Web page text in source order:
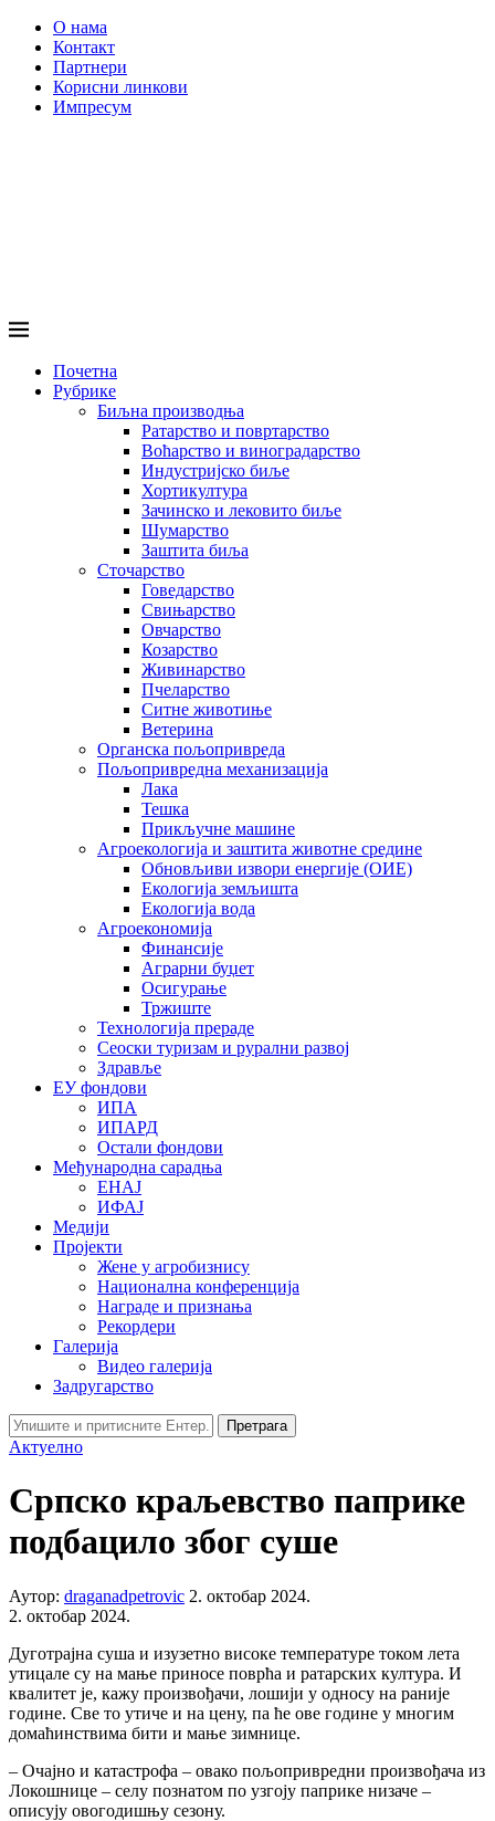
О нама
Контакт
Партнери
Корисни линкови
Импресум
Почетна
Рубрике
Биљна производња
Ратарство и повртарство
Воћарство и виноградарство
Индустријско биље
Хортикултура
Зачинско и лековито биље
Шумарство
Заштита биља
Сточарство
Говедарство
Свињарство
Овчарство
Козарство
Живинарство
Пчеларство
Ситне животиње
Ветерина
Органска пољопривреда
Пољопривредна механизација
Лака
Тешка
Прикључне машине
Агроекологија и заштита животне средине
Обновљиви извори енергије (ОИЕ)
Екологија земљишта
Екологија вода
Агроекономија
Финансије
Аграрни буџет
Осигурање
Тржиште
Технологија прераде
Сеоски туризам и рурални развој
Здравље
ЕУ фондови
ИПА
ИПАРД
Остали фондови
Међународна сарадња
ЕНАЈ
ИФАЈ
Медији
Пројекти
Жене у агробизнису
Национална конференција
Награде и признања
Рекордери
Галерија
Видео галерија
Задругарство
Претрага
Актуелно
Српско краљевство паприке
подбацило због суше
Аутор: draganadpetrovic 2. октобар 2024.
2. октобар 2024.
Дуготрајна суша и изузетно високе температуре током лета
утицале су на мање приносе поврћа и ратарских култура. И
квалитет је, кажу произвођачи, лошији у односу на раније
године. Све то утиче и на цену, па ће ове године у многим
домаћинствима бити и мање зимнице.
– Очајно и катастрофа – овако пољопривредни произвођача из
Локошнице – селу познатом по узгоју паприке низаче –
описују овогодишњу сезону.